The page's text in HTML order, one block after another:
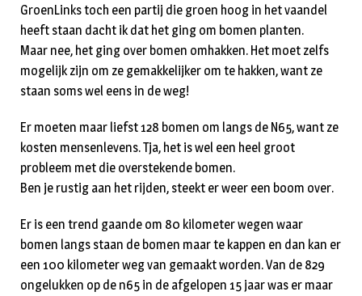
GroenLinks toch een partij die groen hoog in het vaandel
heeft staan dacht ik dat het ging om bomen planten.
Maar nee, het ging over bomen omhakken. Het moet zelfs
mogelijk zijn om ze gemakkelijker om te hakken, want ze
staan soms wel eens in de weg!
Er moeten maar liefst 128 bomen om langs de N65, want ze
kosten mensenlevens. Tja, het is wel een heel groot
probleem met die overstekende bomen.
Ben je rustig aan het rijden, steekt er weer een boom over.
Er is een trend gaande om 80 kilometer wegen waar
bomen langs staan de bomen maar te kappen en dan kan er
een 100 kilometer weg van gemaakt worden. Van de 829
ongelukken op de n65 in de afgelopen 15 jaar was er maar